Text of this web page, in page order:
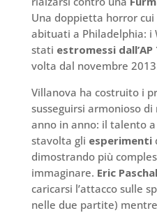
Una doppietta horror
abituati a Philadelphia: i
stati estromessi dall’AP
volta dal novembre
Villanova ha costruito i
susseguirsi armonioso
anno in anno: il talento
stavolta gli esperimenti
dimostrando più
immaginare. Eric
caricarsi l’attacco sulle
nelle due partite)